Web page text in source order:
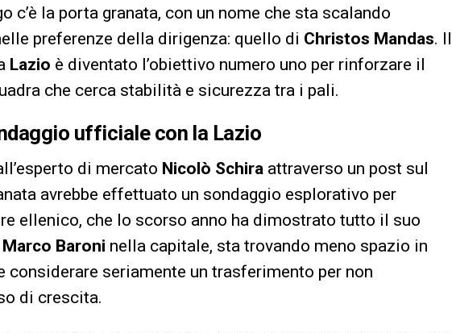
c’è la porta granata, con un nome che sta scalando
preferenze della dirigenza: quello di Christos Mandas. Il
Lazio è diventato l’obiettivo numero uno per rinforzare il
che cerca stabilità e sicurezza tra i pali.
ufficiale con la Lazio
di mercato Nicolò Schira attraverso un post sul
avrebbe effettuato un sondaggio esplorativo per
ellenico, che lo scorso anno ha dimostrato tutto il suo
Marco Baroni nella capitale, sta trovando meno spazio in
considerare seriamente un trasferimento per non
di crescita.